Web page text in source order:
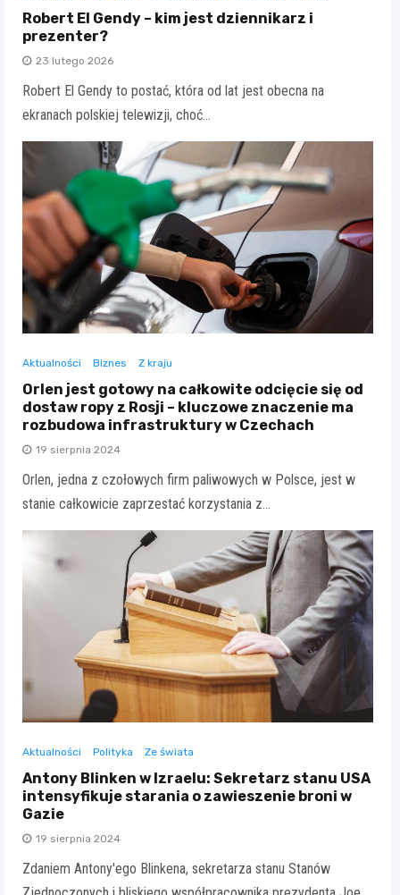
Robert El Gendy – kim jest dziennikarz i
prezenter?
23 lutego 2026
Robert El Gendy to postać, która od lat jest obecna na
ekranach polskiej telewizji, choć…
Aktualności Biznes Z kraju
Orlen jest gotowy na całkowite odcięcie się od
dostaw ropy z Rosji – kluczowe znaczenie ma
rozbudowa infrastruktury w Czechach
19 sierpnia 2024
Orlen, jedna z czołowych firm paliwowych w Polsce, jest w
stanie całkowicie zaprzestać korzystania z…
Aktualności Polityka Ze świata
Antony Blinken w Izraelu: Sekretarz stanu USA
intensyfikuje starania o zawieszenie broni w
Gazie
19 sierpnia 2024
Zdaniem Antony'ego Blinkena, sekretarza stanu Stanów